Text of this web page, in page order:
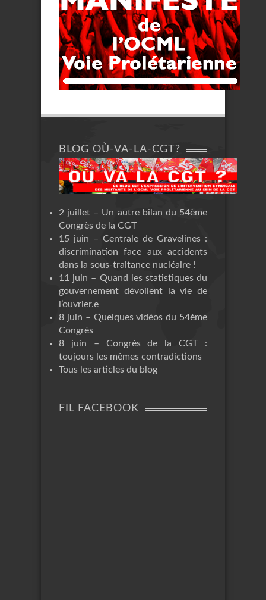
BLOG OÙ-VA-LA-CGT?
2 juillet – Un autre bilan du 54ème
Congrès de la CGT
15 juin – Centrale de Gravelines :
discrimination face aux accidents
dans la sous-traitance nucléaire !
11 juin – Quand les statistiques du
gouvernement dévoilent la vie de
l’ouvrier.e
8 juin – Quelques vidéos du 54ème
Congrès
8 juin – Congrès de la CGT :
toujours les mêmes contradictions
Tous les articles du blog
FIL FACEBOOK